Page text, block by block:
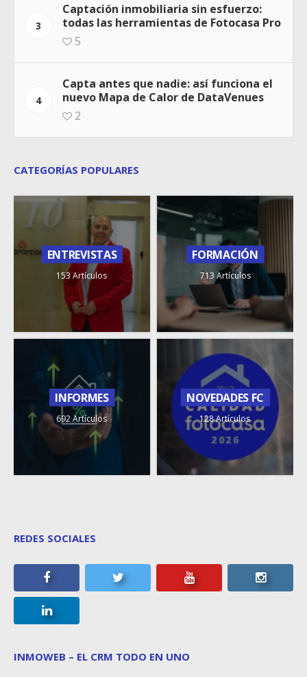
3
Captación inmobiliaria sin esfuerzo:
todas las herramientas de Fotocasa Pro
5
4
Capta antes que nadie: así funciona el
nuevo Mapa de Calor de DataVenues
2
CATEGORÍAS POPULARES
ENTREVISTAS
153 Artículos
FORMACIÓN
713 Artículos
INFORMES
692 Artículos
NOVEDADES FC
128 Artículos
REDES SOCIALES
INMOWEB – EL CRM TODO EN UNO